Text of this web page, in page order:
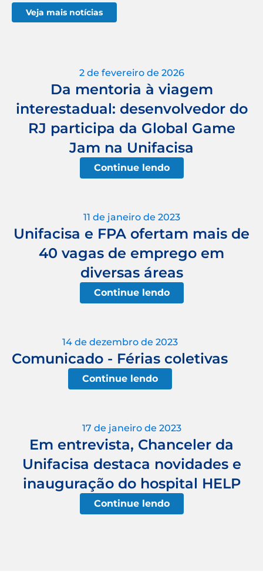
Veja mais notícias
2 de fevereiro de 2026
Da mentoria à viagem
interestadual: desenvolvedor do
RJ participa da Global Game
Jam na Unifacisa
Continue lendo
11 de janeiro de 2023
Unifacisa e FPA ofertam mais de
40 vagas de emprego em
diversas áreas
Continue lendo
14 de dezembro de 2023
Comunicado - Férias coletivas
Continue lendo
17 de janeiro de 2023
Em entrevista, Chanceler da
Unifacisa destaca novidades e
inauguração do hospital HELP
Continue lendo